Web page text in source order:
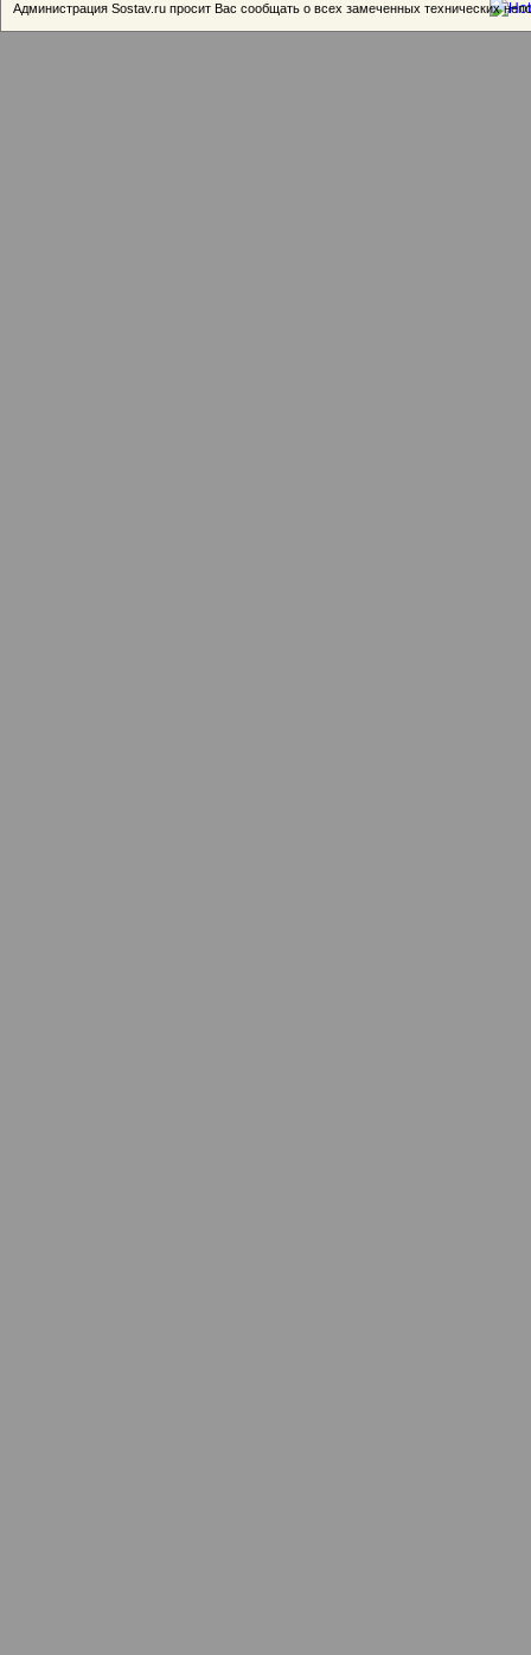
Администрация Sostav.ru просит Вас сообщать о всех замеченных технических